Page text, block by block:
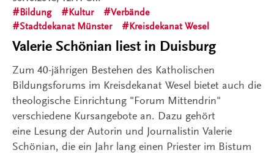
Bildung
Kultur
Verbände
Stadtdekanat Münster
Kreisdekanat Wesel
Valerie Schönian liest in Duisburg
Zum 40-jährigen Bestehen des Katholischen
Bildungsforums im Kreisdekanat Wesel bietet auch die
theologische Einrichtung "Forum Mittendrin"
verschiedene Kursangebote an. Dazu gehört
eine Lesung der Autorin und Journalistin Valerie
Schönian, die ein Jahr lang einen Priester im Bistum